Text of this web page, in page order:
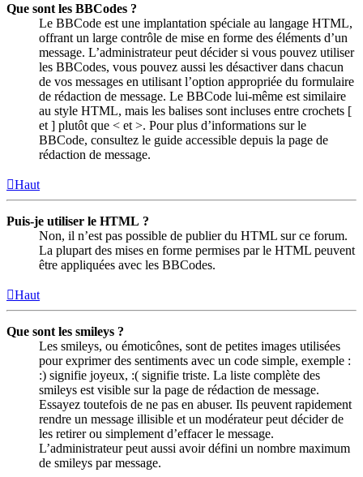
Que sont les BBCodes ?
Le BBCode est une implantation spéciale au langage HTML,
offrant un large contrôle de mise en forme des éléments d’un
message. L’administrateur peut décider si vous pouvez utiliser
les BBCodes, vous pouvez aussi les désactiver dans chacun
de vos messages en utilisant l’option appropriée du formulaire
de rédaction de message. Le BBCode lui-même est similaire
au style HTML, mais les balises sont incluses entre crochets [
et ] plutôt que < et >. Pour plus d’informations sur le
BBCode, consultez le guide accessible depuis la page de
rédaction de message.
Haut
Puis-je utiliser le HTML ?
Non, il n’est pas possible de publier du HTML sur ce forum.
La plupart des mises en forme permises par le HTML peuvent
être appliquées avec les BBCodes.
Haut
Que sont les smileys ?
Les smileys, ou émoticônes, sont de petites images utilisées
pour exprimer des sentiments avec un code simple, exemple :
:) signifie joyeux, :( signifie triste. La liste complète des
smileys est visible sur la page de rédaction de message.
Essayez toutefois de ne pas en abuser. Ils peuvent rapidement
rendre un message illisible et un modérateur peut décider de
les retirer ou simplement d’effacer le message.
L’administrateur peut aussi avoir défini un nombre maximum
de smileys par message.